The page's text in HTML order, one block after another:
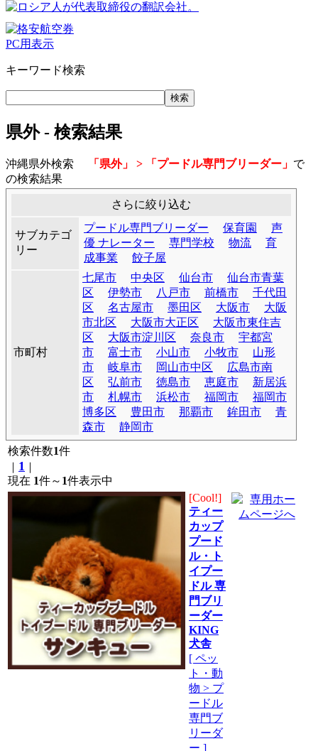
PC用表示
キーワード検索
県外 - 検索結果
沖縄県外検索 「県外」 > 「プードル専門ブリーダー」 で
の検索結果
さらに絞り込む
サブカテゴ
リー
プードル専門ブリーダー 保育園
声
優 ナレーター
専門学校 物流
育
成事業
餃子屋
市町村
七尾市 中央区 仙台市
仙台市青葉
区
伊勢市 八戸市 前橋市
千代田
区
名古屋市 墨田区 大阪市
大阪
市北区
大阪市大正区
大阪市東住吉
区
大阪市淀川区 奈良市
宇都宮
市
富士市 小山市 小牧市
山形
市
岐阜市 岡山市中区
広島市南
区
弘前市 徳島市 恵庭市
新居浜
市
札幌市 浜松市 福岡市
福岡市
博多区
豊田市 那覇市 鉾田市
青
森市
静岡市
検索件数1件
1
現在 1件～ 1件表示中
[Cool!]
ティー
カップ
プード
ル・ト
イプー
ドル 専
門ブリ
ーダー
KING
犬舎
[ ペッ
ト・動
物 > プ
ードル
専門ブ
リーダ
ー ]